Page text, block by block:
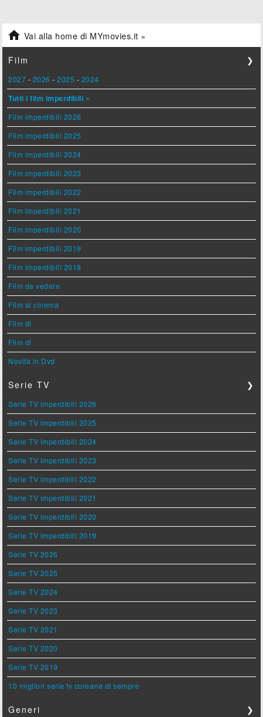
 Vai alla home di MYmovies.it »
Film ❯
2027 - 2026 -2025 - 2024
Tutti i film imperdibili »
Film imperdibili 2026
Film imperdibili 2025
Film imperdibili 2024
Film imperdibili 2023
Film imperdibili 2022
Film imperdibili 2021
Film imperdibili 2020
Film imperdibili 2019
Film imperdibili 2018
Film da vedere
Film al cinema
Film di
Film di
Novità in Dvd
Serie TV ❯
Serie TV imperdibili 2026
Serie TV imperdibili 2025
Serie TV imperdibili 2024
Serie TV imperdibili 2023
Serie TV imperdibili 2022
Serie TV imperdibili 2021
Serie TV imperdibili 2020
Serie TV imperdibili 2019
Serie TV 2026
Serie TV 2025
Serie TV 2024
Serie TV 2023
Serie TV 2021
Serie TV 2020
Serie TV 2019
10 migliori serie tv coreane di sempre
Generi ❯